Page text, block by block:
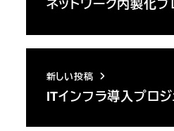
新しい投稿
ITインフラ導入プロジ